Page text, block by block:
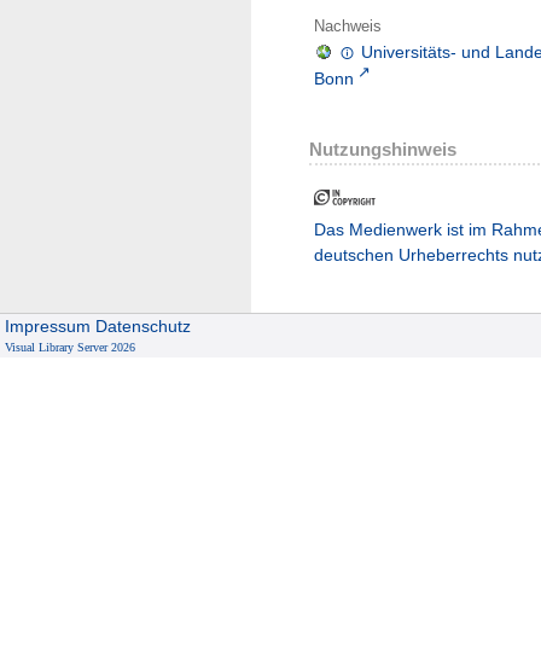
Nachweis
Universitäts- und
Bonn
Nutzungshinweis
Das Medienwerk ist im
deutschen Urheberrechts
Impressum Datenschutz
Visual Library Server 2026